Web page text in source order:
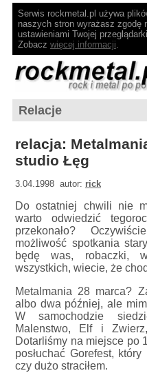
Serwis rockmetal.pl używa
naszych stron wyrażasz zgodę
ustawieniami Twojej
Zobacz więcej informacji.
Relacje
relacja:
studio Łęg
3.04.1998 autor: rick
Do ostatniej chwili nie
warto odwiedzić
przekonało?
możliwość spotkania
będę was, robaczki,
wszystkich, wiecie, że
Metalmania 28 marca?
albo dwa później, ale
W samochodzie
Malenstwo, Elf i
Dotarliśmy na miejsce po
posłuchać Gorefest,
czy dużo straciłem.